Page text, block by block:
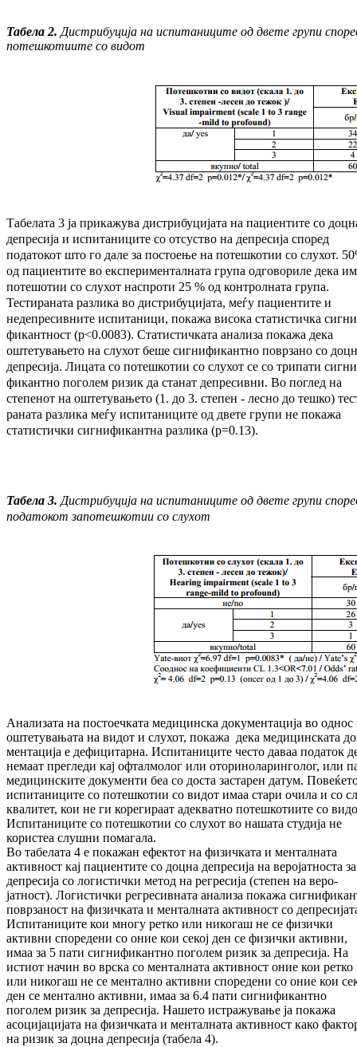
Табела 2. Дистрибуција на испитаниците од двете групи
потешкотиите со видот
Табелата 3 ја прикажува дистрибуцијата на па­циен­тите со
депресија и испитаниците со отсуство на депресија според
податокот што го дале за постоење на потешкотии со слу­хот.
од пациентите во екс­пе­ри­мен­тал­на­та група одговориле дека
потешотии со слухот наспроти 25 % од контролната гру­па.
Тестираната разлика во дистрибуцијата, меѓу пациентите и
недепресивните ис­пи­та­ни­ци, покажа висока статистичка
фи­кант­ност (p<0.0083). Статистичката анализа по­ка­жа дека
оштетувањето на слухот беше сиг­ни­фи­кантно поврзано со
депресија. Ли­ца­та со потешкотии со слухот се со трипати
фикантно поголем ризик да станат де­пре­сив­ни. Во поглед на
степенот на ош­те­ту­ва­ње­то (1. до 3. степен - лесно до тешко)
ра­на­та разлика меѓу испитаниците од двете групи не покажа
статистички сигнификантна раз­ли­ка (p=0.13).
Табела 3. Дистрибуција на испитаниците од двете групи
податокот запо­теш­ко­тии со слухот
Анализата на постоечката медицинска до­ку­мен­тација во однос
оштетувањата на видот и слухот, покажа дека медицинската
мен­та­ција е дефицитарна. Испитаниците често да­ваа податок
немаат прегледи кај офтал­мо­лог или оториноларинголог, или
ме­ди­цин­ски­те документи беа со доста застарен датум.
испитаниците со потешкотии со ви­дот имаа стари очила и со
квалитет, кои не ги корегираат адекватно потешкотиите со
Испитаниците со потешкотии со слу­хот во нашата студија не
користеа слушни по­ма­га­ла.
Во табелата 4 е покажан ефектот на физичката и менталната
активност кај пациентите со доц­на депресија на веројатноста за
депресија со ло­гистички метод на регресија (степен на ве­ро­
јатност). Логистички регресивната анализа по­кажа
поврзаност на фи­зич­ка­та и менталната активност со
Ис­пи­таниците кои многу ретко или никогаш не се физички
активни споредени со оние кои секој ден се физички активни,
имаа за 5 пати сиг­нификантно поголем ризик за депресија. На
истиот начин во врска со менталната ак­тив­но­ст оние кои ретко
или никогаш не се мен­тал­но активни споредени со оние кои
ден се ментално активни, имаа за 6.4 пати сиг­ни­фи­кантно
поголем ризик за депресија. Нашето ис­тражување ја покажа
асоцијацијата на фи­зич­ка­та и менталната активност како
на ризик за доцна депресија (табела 4).